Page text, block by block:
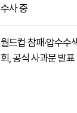
수사 중
월드컵 참패·압수수
회, 공식 사과문 발표